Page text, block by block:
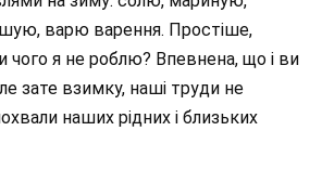
варю варення. Простіше,
чого я не роблю? Впевнена, що і ви
зате взимку, наші труди не
наших рідних і близьких